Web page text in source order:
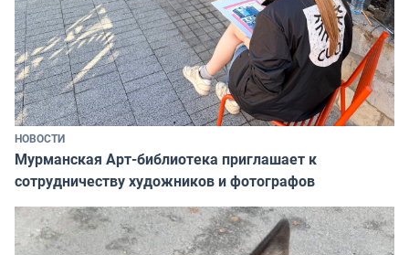
НОВОСТИ
Мурманская Арт-библиотека приглашает к
сотрудничеству художников и фотографов